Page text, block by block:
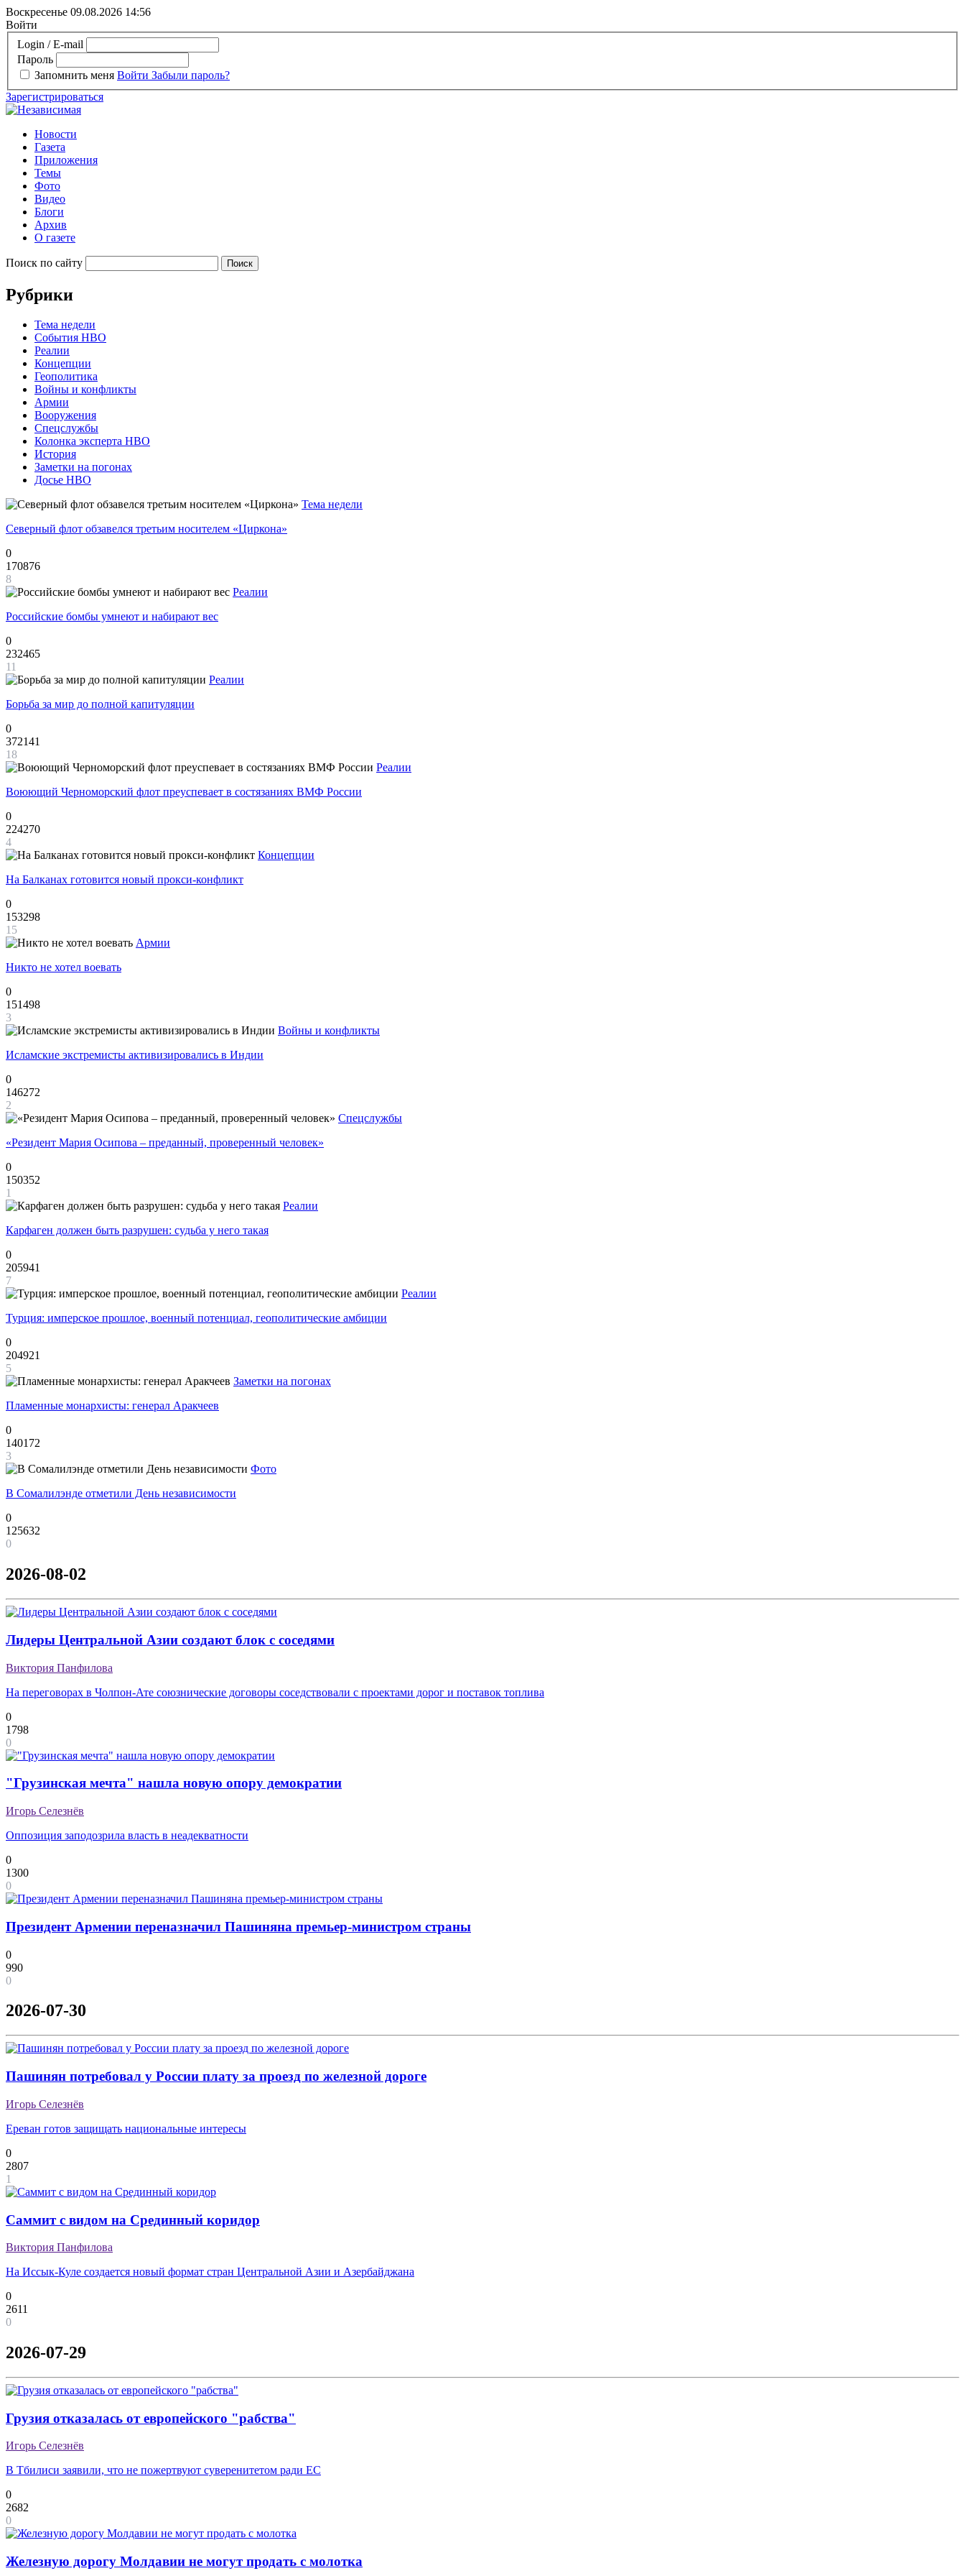
Воскресенье 09.08.2026 14:56
Войти
Login / E-mail
Пароль
Запомнить меня Войти Забыли пароль?
Зарегистрироваться
Новости
Газета
Приложения
Темы
Фото
Видео
Блоги
Архив
О газете
Поиск по сайту
Рубрики
Тема недели
События НВО
Реалии
Концепции
Геополитика
Войны и конфликты
Армии
Вооружения
Спецслужбы
Колонка эксперта НВО
История
Заметки на погонах
Досье НВО
Тема недели
Северный флот обзавелся третьим носителем «Циркона»
0
170876
8
Реалии
Российские бомбы умнеют и набирают вес
0
232465
11
Реалии
Борьба за мир до полной капитуляции
0
372141
18
Реалии
Воюющий Черноморский флот преуспевает в состязаниях ВМФ России
0
224270
4
Концепции
На Балканах готовится новый прокси-конфликт
0
153298
15
Армии
Никто не хотел воевать
0
151498
3
Войны и конфликты
Исламские экстремисты активизировались в Индии
0
146272
2
Спецслужбы
«Резидент Мария Осипова – преданный, проверенный человек»
0
150352
1
Реалии
Карфаген должен быть разрушен: судьба у него такая
0
205941
7
Реалии
Турция: имперское прошлое, военный потенциал, геополитические амбиции
0
204921
5
Заметки на погонах
Пламенные монархисты: генерал Аракчеев
0
140172
3
Фото
В Сомалилэнде отметили День независимости
0
125632
0
2026-08-02
Лидеры Центральной Азии создают блок с соседями
Виктория Панфилова
На переговорах в Чолпон-Ате союзнические договоры соседствовали с проектами дорог и поставок топлива
0
1798
0
"Грузинская мечта" нашла новую опору демократии
Игорь Селезнёв
Оппозиция заподозрила власть в неадекватности
0
1300
0
Президент Армении переназначил Пашиняна премьер-министром страны
0
990
0
2026-07-30
Пашинян потребовал у России плату за проезд по железной дороге
Игорь Селезнёв
Ереван готов защищать национальные интересы
0
2807
1
Саммит с видом на Срединный коридор
Виктория Панфилова
На Иссык-Куле создается новый формат стран Центральной Азии и Азербайджана
0
2611
0
2026-07-29
Грузия отказалась от европейского "рабства"
Игорь Селезнёв
В Тбилиси заявили, что не пожертвуют суверенитетом ради ЕС
0
2682
0
Железную дорогу Молдавии не могут продать с молотка